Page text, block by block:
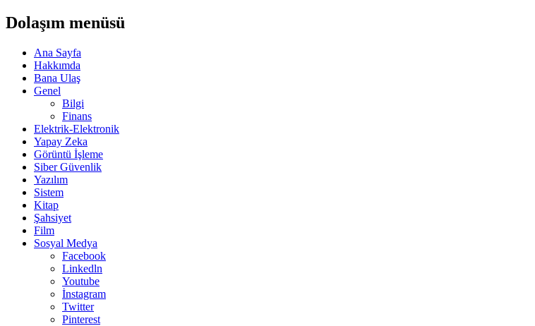
Dolaşım menüsü
Ana Sayfa
Hakkımda
Bana Ulaş
Genel
Bilgi
Finans
Elektrik-Elektronik
Yapay Zeka
Görüntü İşleme
Siber Güvenlik
Yazılım
Sistem
Kitap
Şahsiyet
Film
Sosyal Medya
Facebook
Linkedln
Youtube
İnstagram
Twitter
Pinterest